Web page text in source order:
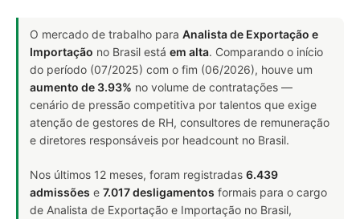
O mercado de trabalho para Analista de Exportação e
Importação no Brasil está em alta. Comparando o início
do período (07/2025) com o fim (06/2026), houve um
aumento de 3.93% no volume de contratações —
cenário de pressão competitiva por talentos que exige
atenção de gestores de RH, consultores de remuneração
e diretores responsáveis por headcount no Brasil.
Nos últimos 12 meses, foram registradas 6.439
admissões e 7.017 desligamentos formais para o cargo
de Analista de Exportação e Importação no Brasil,